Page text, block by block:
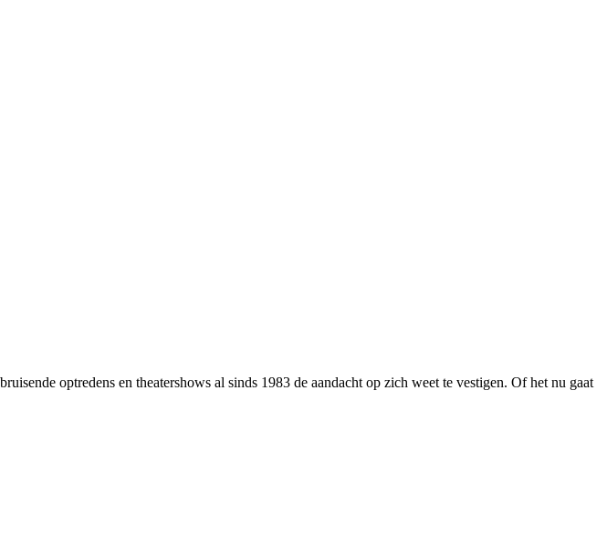
optredens en theatershows al sinds 1983 de aandacht op zich weet te vestigen. Of het nu gaat